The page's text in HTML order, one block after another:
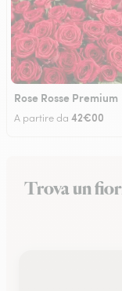
Rose Rosse Premium
A partire da 42€00
Trova un